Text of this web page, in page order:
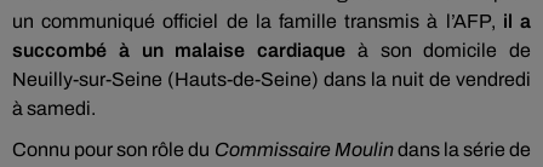
un communiqué officiel de la famille transmis à l’AFP, il a
succombé à un malaise cardiaque à son domicile de
Neuilly-sur-Seine (Hauts-de-Seine) dans la nuit de vendredi
à samedi.
Connu pour son rôle du Commissaire Moulindans la série de